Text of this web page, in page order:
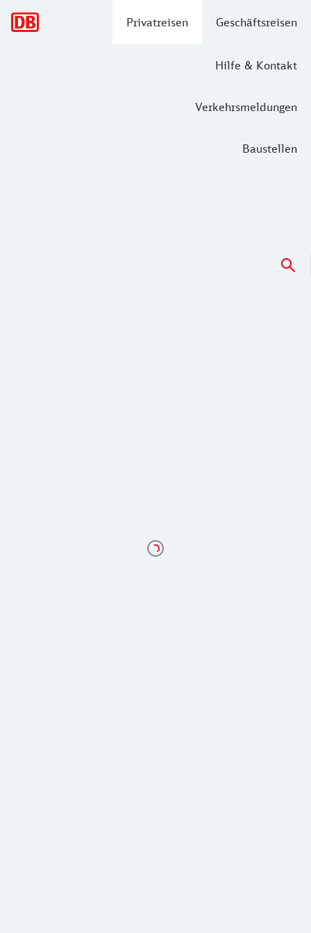
Privatreisen Geschäftsreisen
Hilfe & Kontakt
Verkehrsmeldungen
Baustellen